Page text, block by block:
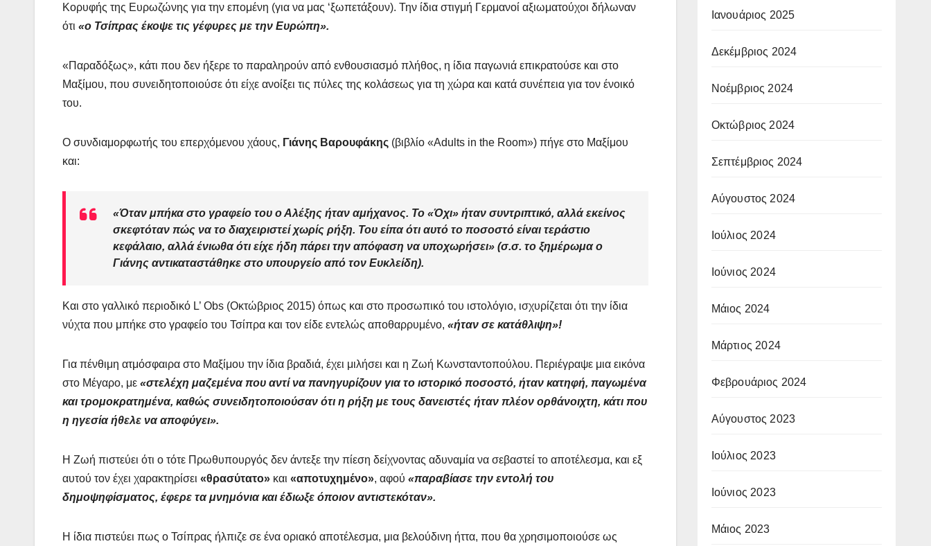
Κορυφής της Ευρωζώνης για την επομένη (για να μας ‘ξωπετάξουν). Την ίδια στιγμή Γερμανοί αξιωματούχοι δήλωναν
ότι «ο Τσίπρας έκοψε τις γέφυρες με την Ευρώπη».
«Παραδόξως», κάτι που δεν ήξερε το παραληρούν από ενθουσιασμό πλήθος, η ίδια παγωνιά επικρατούσε και στο
Μαξίμου, που συνειδητοποιούσε ότι είχε ανοίξει τις πύλες της κολάσεως για τη χώρα και κατά συνέπεια για τον ένοικό
του.
Ο συνδιαμορφωτής του επερχόμενου χάους, Γιάνης Βαρουφάκης (βιβλίο «Adults in the Room») πήγε στο Μαξίμου
και:
«Όταν μπήκα στο γραφείο του ο Αλέξης ήταν αμήχανος. Το «Όχι» ήταν συντριπτικό, αλλά εκείνος
σκεφτόταν πώς να το διαχειριστεί χωρίς ρήξη. Του είπα ότι αυτό το ποσοστό είναι τεράστιο
κεφάλαιο, αλλά ένιωθα ότι είχε ήδη πάρει την απόφαση να υποχωρήσει» (σ.σ. το ξημέρωμα ο
Γιάνης αντικαταστάθηκε στο υπουργείο από τον Ευκλείδη).
Και στο γαλλικό περιοδικό L’ Obs (Οκτώβριος 2015) όπως και στο προσωπικό του ιστολόγιο, ισχυρίζεται ότι την ίδια
νύχτα που μπήκε στο γραφείο του Τσίπρα και τον είδε εντελώς αποθαρρυμένο, «ήταν σε κατάθλιψη»!
Για πένθιμη ατμόσφαιρα στο Μαξίμου την ίδια βραδιά, έχει μιλήσει και η Ζωή Κωνσταντοπούλου. Περιέγραψε μια εικόνα
στο Μέγαρο, με «στελέχη μαζεμένα που αντί να πανηγυρίζουν για το ιστορικό ποσοστό, ήταν κατηφή, παγωμένα
και τρομοκρατημένα, καθώς συνειδητοποιούσαν ότι η ρήξη με τους δανειστές ήταν πλέον ορθάνοιχτη, κάτι που
η ηγεσία ήθελε να αποφύγει».
Η Ζωή πιστεύει ότι ο τότε Πρωθυπουργός δεν άντεξε την πίεση δείχνοντας αδυναμία να σεβαστεί το αποτέλεσμα, και εξ
αυτού τον έχει χαρακτηρίσει «θρασύτατο» και «αποτυχημένο», αφού «παραβίασε την εντολή του
δημοψηφίσματος, έφερε τα μνημόνια και έδιωξε όποιον αντιστεκόταν».
Η ίδια πιστεύει πως ο Τσίπρας ήλπιζε σε ένα οριακό αποτέλεσμα, μια βελούδινη ήττα, που θα χρησιμοποιούσε ως
Ιανουάριος 2025
Δεκέμβριος 2024
Νοέμβριος 2024
Οκτώβριος 2024
Σεπτέμβριος 2024
Αύγουστος 2024
Ιούλιος 2024
Ιούνιος 2024
Μάιος 2024
Μάρτιος 2024
Φεβρουάριος 2024
Αύγουστος 2023
Ιούλιος 2023
Ιούνιος 2023
Μάιος 2023